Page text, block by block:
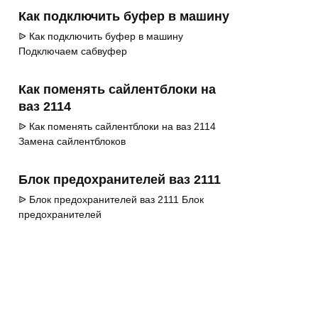
Как подключить буфер в машину
ᐉ Как подключить буфер в машину
Подключаем сабвуфер
Как поменять сайлентблоки на
ваз 2114
ᐉ Как поменять сайлентблоки на ваз 2114
Замена сайлентблоков
Блок предохранителей ваз 2111
ᐉ Блок предохранителей ваз 2111 Блок
предохранителей